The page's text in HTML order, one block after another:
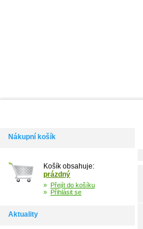
Nákupní košík
Košík obsahuje:
prázdný
» Přejít do košíku
» Přihlásit se
Aktuality